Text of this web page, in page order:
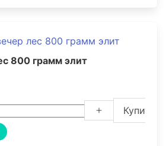
800 грамм элит
Купить